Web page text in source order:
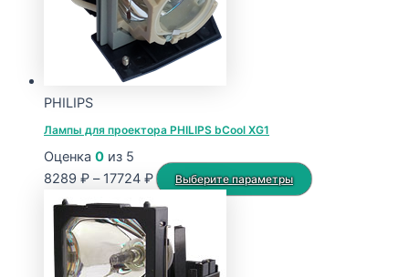
PHILIPS
Лампы для проектора PHILIPS bCool XG1
Оценка 0 из 5
8289 ₽ – 17724 ₽Диапазон
8289 ₽
17724 ₽
Выберите параметры
Этот